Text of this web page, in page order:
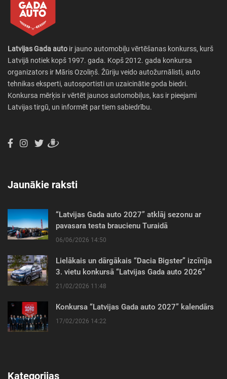
Latvijas Gada auto ir jauno automobiļu vērtēšanas konkurss, kurš
Latvijā notiek kopš 1997. gada. Kopš 2012. gada konkursa
organizators ir Māris Ozoliņš. Žūriju veido autožurnālisti, auto
tehnikas eksperti, autosportisti un uzaicinātie goda biedri.
Konkursa mērķis ir vērtēt jaunos automobiļus, kas ir pieejami
Latvijas tirgū, un informēt par tiem sabiedrību.
Jaunākie raksti
“Latvijas Gada auto 2027” atklāj sezonu ar
pavasara testa braucienu Turaidā
06/06/2026 14:50
Lielākais un dārgākais “Dacia Bigster” izcīnīja
3. vietu konkursā “Latvijas Gada auto 2026”
21/02/2026 11:48
Konkursa “Latvijas Gada auto 2027” kalendārs
17/02/2026 14:22
Kategorijas